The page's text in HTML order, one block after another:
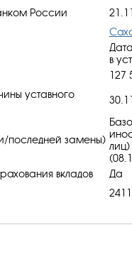
России
в
127
уставного
последней замены)
вкладов
Да